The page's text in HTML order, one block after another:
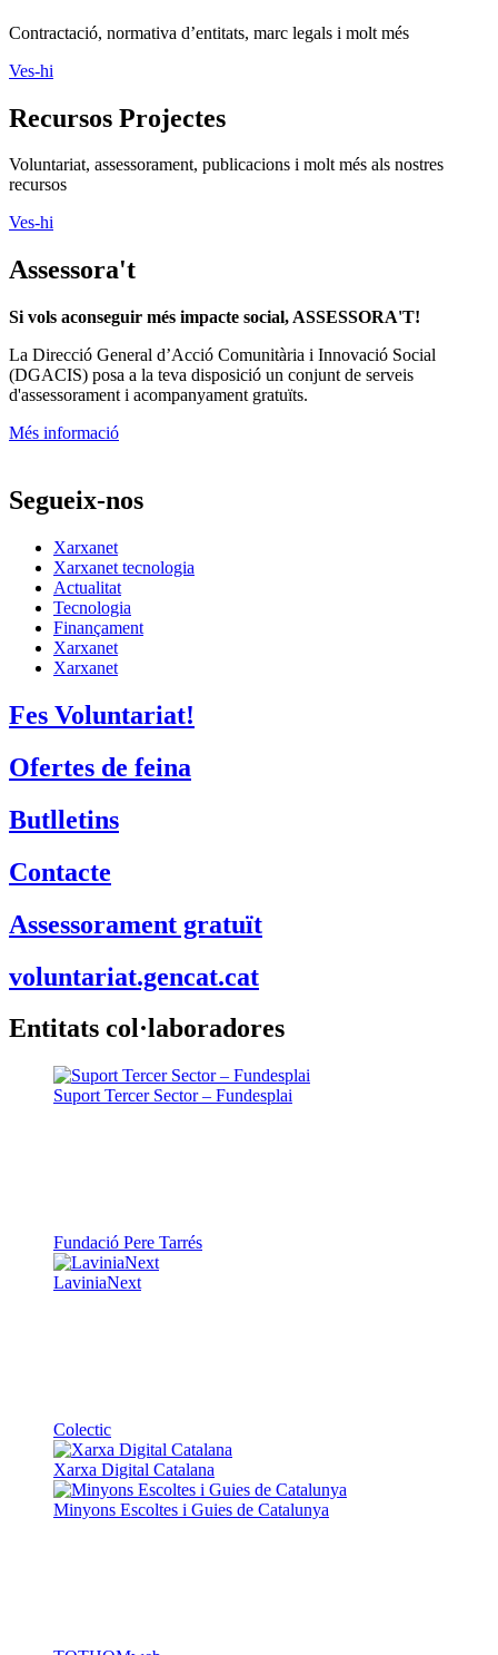
Contractació, normativa d’entitats, marc legals i molt més
Ves-hi
Recursos Projectes
Voluntariat, assessorament, publicacions i molt més als nostres
recursos
Ves-hi
Assessora't
Si vols aconseguir més impacte social, ASSESSORA'T!
La Direcció General d’Acció Comunitària i Innovació Social
(DGACIS) posa a la teva disposició un conjunt de serveis
d'assessorament i acompanyament gratuïts.
Més informació
Segueix-nos
Xarxanet
Xarxanet tecnologia
Actualitat
Tecnologia
Finançament
Xarxanet
Xarxanet
Fes Voluntariat!
Ofertes de feina
Butlletins
Contacte
Assessorament gratuït
voluntariat.gencat.cat
Entitats col·laboradores
Suport Tercer Sector – Fundesplai
Fundació Pere Tarrés
LaviniaNext